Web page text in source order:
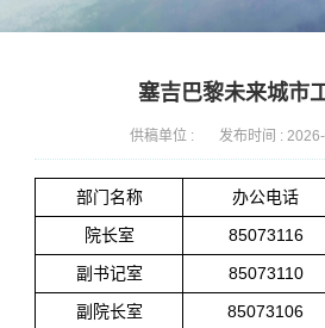
塞吉巴黎未来城市
供稿单位 : 发布时间 :
部门名称 办公电话
院长室
85073116
副书记室
85073110
副院长室
85073106